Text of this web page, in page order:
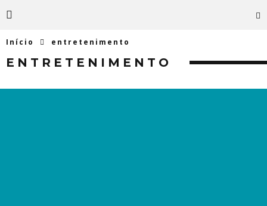
Início entretenimento
ENTRETENIMENTO